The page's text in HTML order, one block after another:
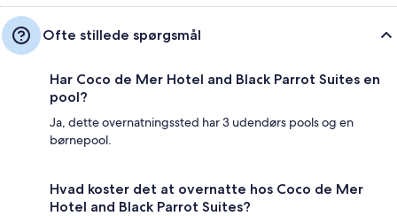
Ofte stillede spørgsmål
Har Coco de Mer Hotel and Black Parrot Suites en
pool?
Ja, dette overnatningssted har 3 udendørs pools og en
børnepool.
Hvad koster det at overnatte hos Coco de Mer
Hotel and Black Parrot Suites?